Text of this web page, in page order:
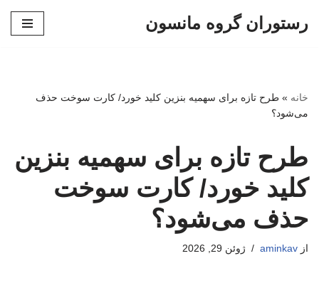
رستوران گروه مانسون
خانه » طرح تازه برای سهمیه بنزین کلید خورد/ کارت سوخت حذف
می‌شود؟
طرح تازه برای سهمیه بنزین
کلید خورد/ کارت سوخت
حذف می‌شود؟
از aminkav ژوئن 29, 2026